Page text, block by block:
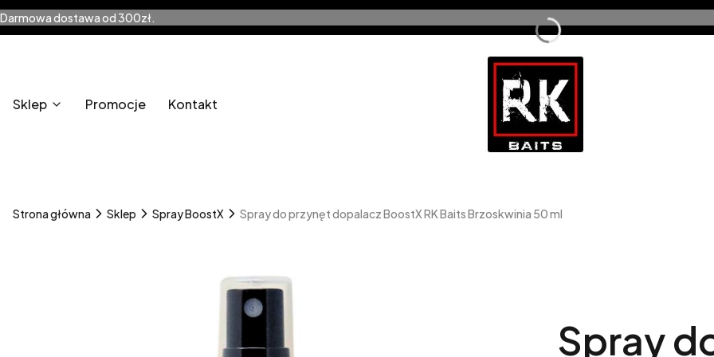
Darmowa dostawa od 300zł.
Sklep Promocje Kontakt
Strona główna Sklep Spray BoostX Spray do przynęt dopalacz BoostX RK Baits Brzoskwinia 50 ml
Spray